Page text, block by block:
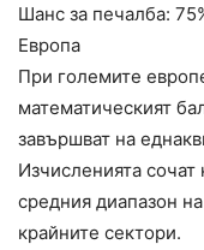
Шанс за печалба:
Европа
При големите
математическият
завършват на
Изчисленията
средния диапазон
крайните сектори.